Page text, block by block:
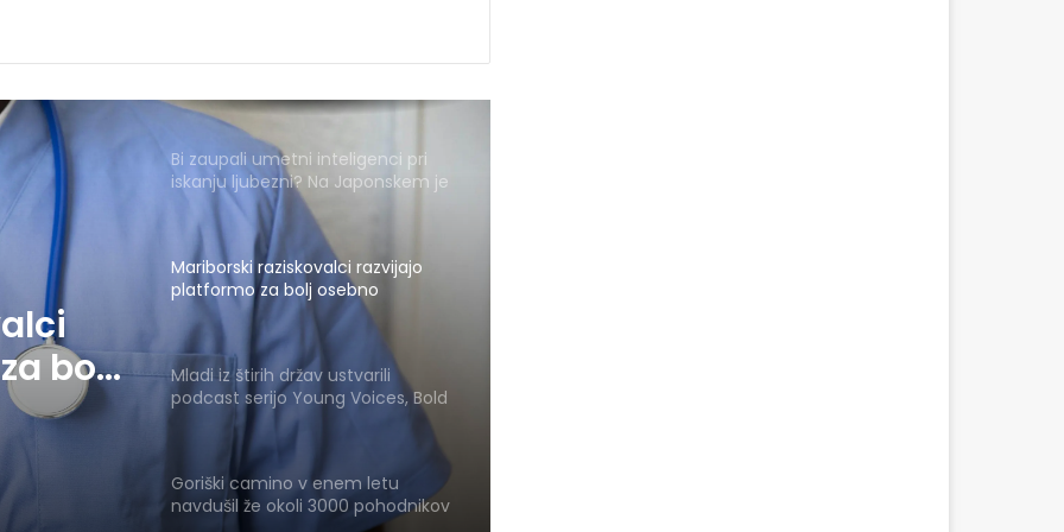
že 265 parov reklo “da”
Mariborski raziskovalci razvijajo
platformo za bolj osebno
zdravljenje raka
Mladi iz štirih držav ustvarili
podcast serijo Young Voices, Bold
Goriški camino v enem letu
navdušil že okoli 3000 pohodnikov
Najboljše nove knjige, ki jih res
moraš prebrati to poletje